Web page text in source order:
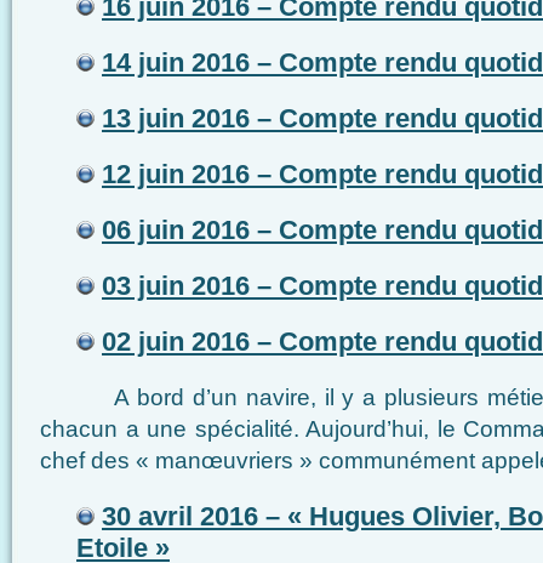
16 juin 2016 – Compte rendu
14 juin 2016 – Compte rendu
13 juin 2016 – Compte rendu
12 juin 2016 – Compte rendu
06 juin 2016 – Compte rendu
03 juin 2016 – Compte rendu
02 juin 2016 – Compte rendu
A bord d’un navire, il y a plusieurs
chacun a une spécialité. Aujourd’hui, le
chef des « manœuvriers » communément
30 avril 2016 – « Hugues Olivier,
Etoile »